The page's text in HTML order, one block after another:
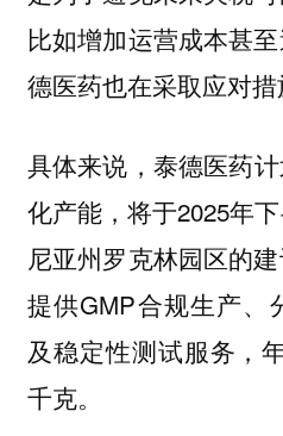
比如增加运营成本甚
德医药也在采取应对措
具体来说，泰德医药
化产能 ，将于2025年
尼亚州罗克林园区的
提供GMP合规生产、
及稳定性测试服务，
千克。